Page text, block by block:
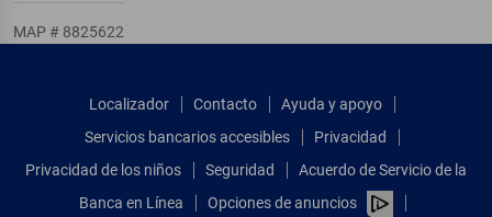
MAP # 8825622
Localizador Contacto
Ayuda y apoyo
Servicios bancarios accesibles
Privacidad
Privacidad de los niños
Seguridad
Acuerdo de Servicio de la
Banca en Línea
Opciones de anuncios